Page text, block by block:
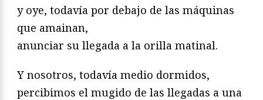
y oye, todavía por debajo de las máquinas
que amainan,
anunciar su llegada a la orilla matinal.
Y nosotros, todavía medio dormidos,
percibimos el mugido de las llegadas a una